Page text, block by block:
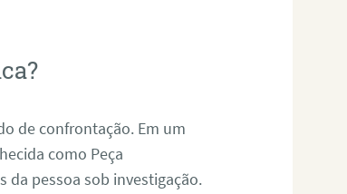
de confrontação. Em um
como Peça
da pessoa sob investigação.